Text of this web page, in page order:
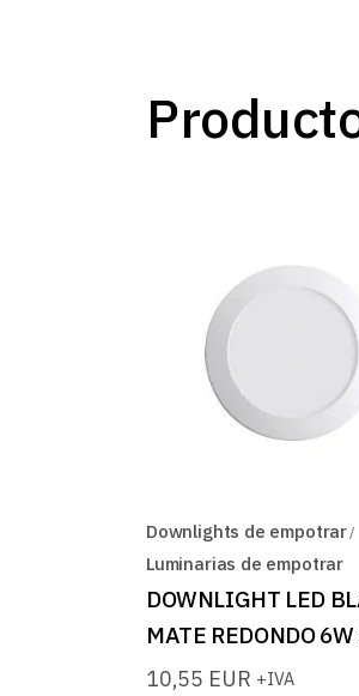
Downlights de empotrar
Luminarias de empotrar
DOWNLIGHT LED
MATE REDONDO 6W
10,55 EUR +IVA